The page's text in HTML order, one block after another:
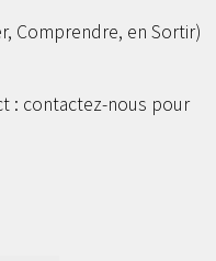
Comprendre, en Sortir)
: contactez-nous pour